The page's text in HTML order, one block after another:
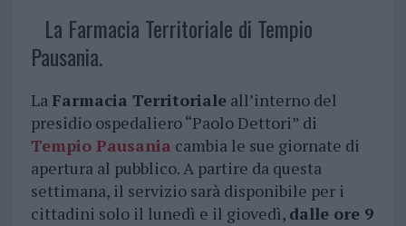
La Farmacia Territoriale di Tempio
Pausania.
La Farmacia Territorialeall’interno del
presidio ospedaliero “Paolo Dettori” di
Tempio Pausania cambia le sue giornate di
apertura al pubblico. A partire da questa
settimana, il servizio sarà disponibile per i
cittadini solo il lunedì e il giovedì, dalle ore 9